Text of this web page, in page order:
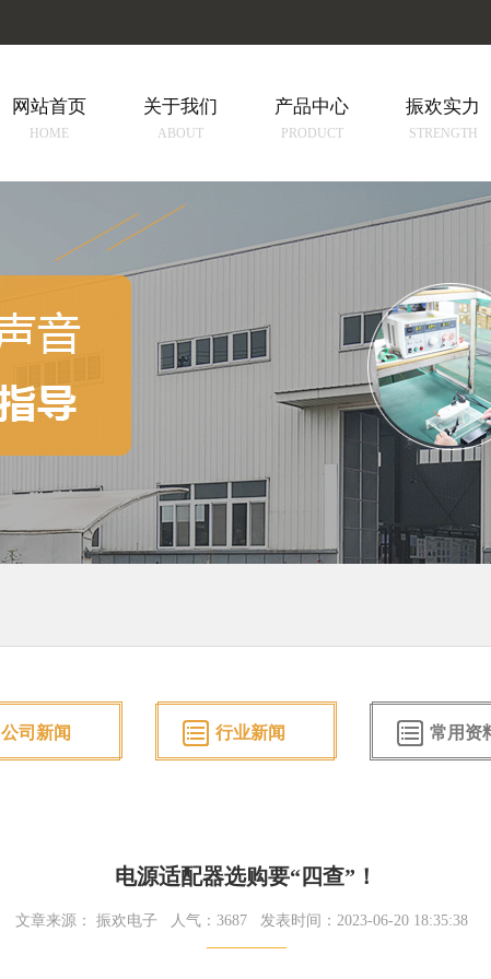
网站首页
HOME
关于我们
ABOUT
产品中心
PRODUCT
振欢实力
STRENGTH
公司新闻 行业新闻 常用资
电源适配器选购要“四查”！
文章来源： 振欢电子 人气：3687 发表时间：2023-06-20 18:35:38